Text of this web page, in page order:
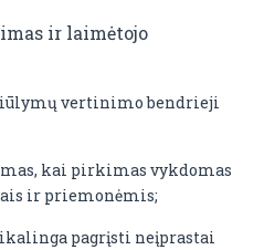
ir laimėtojo
vertinimo bendrieji
kai pirkimas vykdomas
ir priemonėmis;
pagrįsti neįprastai